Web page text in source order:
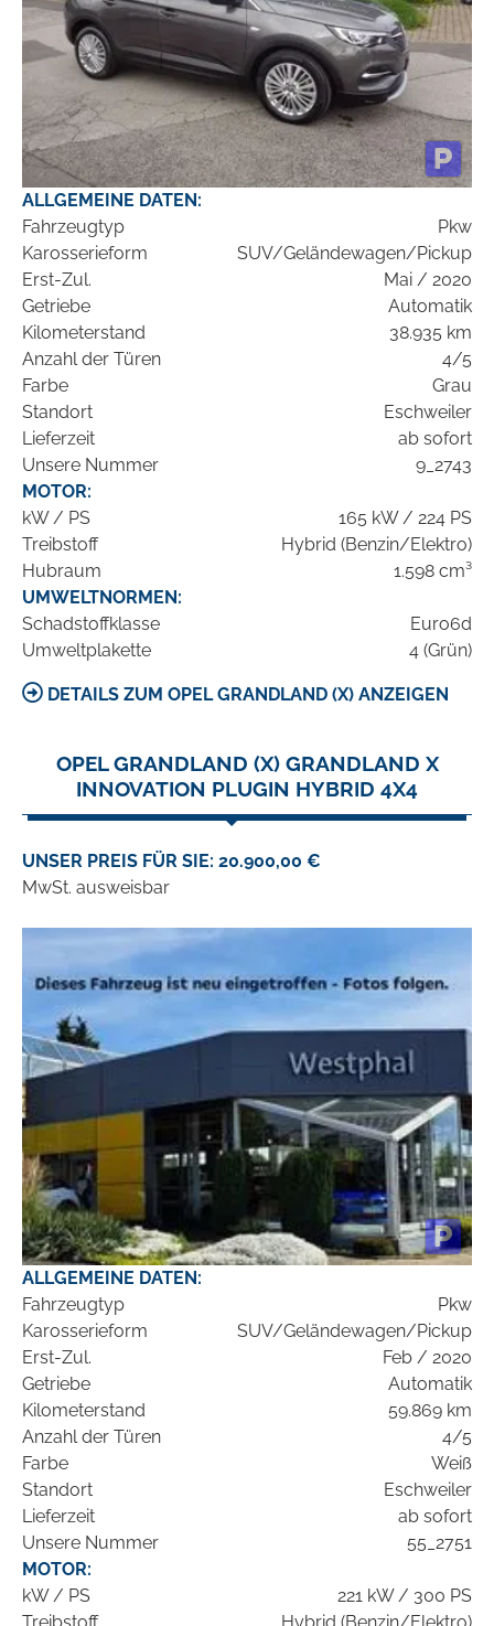
ALLGEMEINE DATEN:
Fahrzeugtyp
Pkw
Karosserieform
SUV/Geländewagen/Pickup
Erst-Zul.
Mai / 2020
Getriebe
Automatik
Kilometerstand
38.935 km
Anzahl der Türen
4/5
Farbe
Grau
Standort
Eschweiler
Lieferzeit
ab sofort
Unsere Nummer
9_2743
MOTOR:
kW / PS
165 kW / 224 PS
Treibstoff
Hybrid (Benzin/Elektro)
Hubraum
1.598 cm³
UMWELTNORMEN:
Schadstoffklasse
Euro6d
Umweltplakette
4 (Grün)
DETAILS ZUM OPEL GRANDLAND (X) ANZEIGEN
OPEL GRANDLAND (X) GRANDLAND X
INNOVATION PLUGIN HYBRID 4X4
UNSER PREIS FÜR SIE: 20.900,00 €
MwSt. ausweisbar
ALLGEMEINE DATEN:
Fahrzeugtyp
Pkw
Karosserieform
SUV/Geländewagen/Pickup
Erst-Zul.
Feb / 2020
Getriebe
Automatik
Kilometerstand
59.869 km
Anzahl der Türen
4/5
Farbe
Weiß
Standort
Eschweiler
Lieferzeit
ab sofort
Unsere Nummer
55_2751
MOTOR:
kW / PS
221 kW / 300 PS